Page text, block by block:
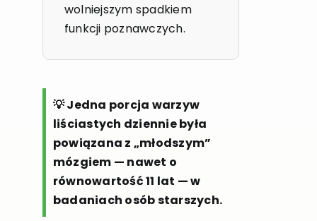
wolniejszym spadkiem
funkcji poznawczych.
💡 Jedna porcja warzyw
liściastych dziennie była
powiązana z „młodszym”
mózgiem — nawet o
równowartość 11 lat — w
badaniach osób starszych.